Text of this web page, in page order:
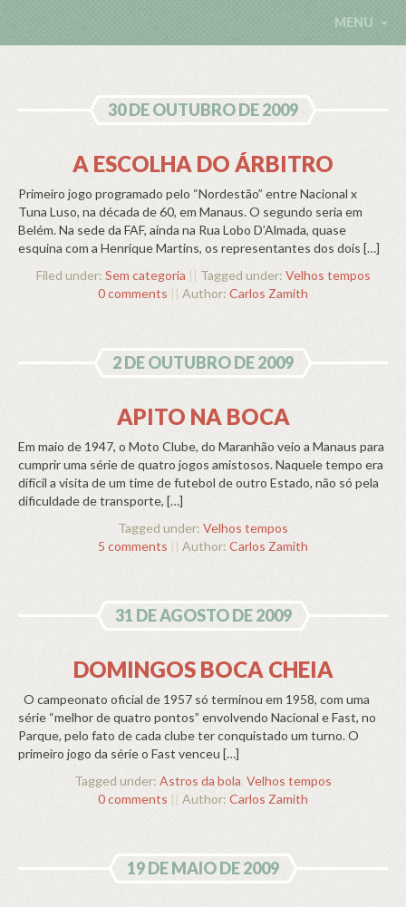
MENU
30 DE OUTUBRO DE 2009
A ESCOLHA DO ÁRBITRO
Primeiro jogo programado pelo “Nordestão” entre Nacional x
Tuna Luso, na década de 60, em Manaus. O segundo seria em
Belém. Na sede da FAF, ainda na Rua Lobo D’Almada, quase
esquina com a Henrique Martins, os representantes dos dois […]
Filed under: Sem categoria || Tagged under: Velhos tempos
0 comments || Author: Carlos Zamith
2 DE OUTUBRO DE 2009
APITO NA BOCA
Em maio de 1947, o Moto Clube, do Maranhão veio a Manaus para
cumprir uma série de quatro jogos amistosos. Naquele tempo era
difícil a visita de um time de futebol de outro Estado, não só pela
dificuldade de transporte, […]
Tagged under: Velhos tempos
5 comments || Author: Carlos Zamith
31 DE AGOSTO DE 2009
DOMINGOS BOCA CHEIA
O campeonato oficial de 1957 só terminou em 1958, com uma
série “melhor de quatro pontos” envolvendo Nacional e Fast, no
Parque, pelo fato de cada clube ter conquistado um turno. O
primeiro jogo da série o Fast venceu […]
Tagged under: Astros da bola, Velhos tempos
0 comments || Author: Carlos Zamith
19 DE MAIO DE 2009